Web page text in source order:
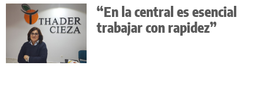
“En la central es esencial
trabajar con rapidez”